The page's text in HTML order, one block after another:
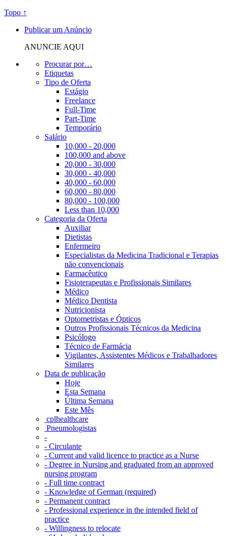
Topo ↑
Publicar um Anúncio
ANUNCIE AQUI
Procurar por…
Etiquetas
Tipo de Oferta
Estágio
Freelance
Full-Time
Part-Time
Temporário
Salário
10,000 - 20,000
100,000 and above
20,000 - 30,000
30,000 - 40,000
40,000 - 60,000
60,000 - 80,000
80,000 - 100,000
Less than 10,000
Categoria da Oferta
Auxiliar
Dietistas
Enfermeiro
Especialistas da Medicina Tradicional e Terapias
não convencionais
Farmacêutico
Fisioterapeutas e Profissionais Similares
Médico
Médico Dentista
Nutricionista
Optometristas e Ópticos
Outros Profissionais Técnicos da Medicina
Psicólogo
Técnico de Farmácia
Vigilantes, Assistentes Médicos e Trabalhadores
Similares
Data de publicação
Hoje
Esta Semana
Última Semana
Este Mês
‎ cplhealthcare‬
Pneumologistas
-
- Circulante
- Current and valid licence to practice as a Nurse
- Degree in Nursing and graduated from an approved
nursing program
- Full time contract
- Knowledge of German (required)
- Permanent contract
- Professional experience in the intended field of
practice
- Willingness to relocate